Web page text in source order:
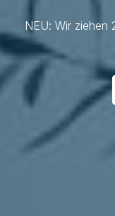
NEU: Wir ziehen